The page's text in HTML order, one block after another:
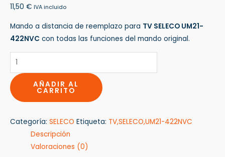
11,50 € IVA incluido
Mando a distancia de reemplazo para TV SELECO UM21-
422NVC con todas las funciones del mando original.
AÑADIR AL
CARRITO
Categoría: SELECO Etiqueta: TV,SELECO,UM21-422NVC
Descripción
Valoraciones (0)